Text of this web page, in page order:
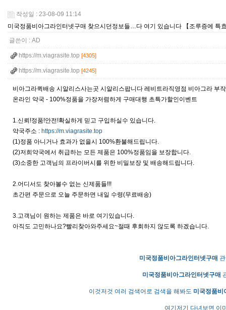
작성일 : 23-08-09 11:14
미국정품비­아그라인터넷구매 찾으시던정보들…다 여기 있습니다 【조루증에 특
글쓴이 : AD
https://m.viagrasite.top [4305]
https://m.viagrasite.top [4245]
비아그라퀵배송 시알리스사는곳 시알리스팝니다 레비트라직영점 비아그라 부
온라인 약국 - 100%정품을 가장저렴하게 구매대행 초특가할인이벤트
1.신뢰!정품!안전!확실하게 믿고 구입하실수 있습니다.
약국주소 : https://m.viagrasite.top
(1)정품 아니거나 효과가 없을시 100%환불해드립니다.
(2)저희약국에서 취급하는 모든 제품은 100%정품임을 보장합니다.
(3)소중한 고객님의 프라이버시를 위한 비밀보장 및 배송해드립니다.
2.어디서도 찾아볼수 없는 신제품들!!!
초간편 주문으로 오늘 주문하면 내일 수령(무료배송)
3.고객님이 원하는 제품은 바로 여기있습니다.
아직도 고민하나요?빨리찾아와주세요~절때 후회하지 않도록 하겠습니다.
미국정품비­아그라인터넷구매
미국정품비­아그라인터넷구매
이것저것 여러 검색어로 검색을 해봐도 미국정품비­
여기저기 다녀보면 이